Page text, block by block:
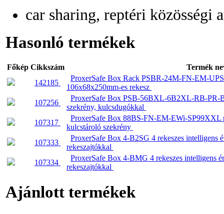
car sharing, reptéri közösségi
Hasonló termékek
Főkép Cikkszám
Termék
142185
ProxerSafe Box Rack PSBR-24M-FN-EM-
106x68x250mm-es rekesz
107256
ProxerSafe Box PSB-56BXL-6B2XL-RB-PR-
szekrény, kulcsdugókkal
107317
ProxerSafe Box 88BS-FN-EM-EWi-SP99XXL
kulcstároló szekrény
107333
ProxerSafe Box 4-B2SG 4 rekeszes intelligens
rekeszajtókkal
107334
ProxerSafe Box 4-BMG 4 rekeszes intelligens
rekeszajtókkal
Ajánlott termékek